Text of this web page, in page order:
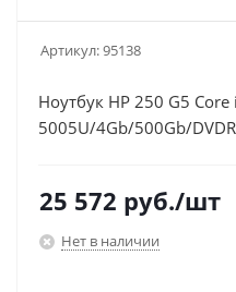
Артикул:95138
Ноутбук HP 250 G5 Core
5005U/4Gb/500Gb/
25 572 руб./шт
Нет в наличии